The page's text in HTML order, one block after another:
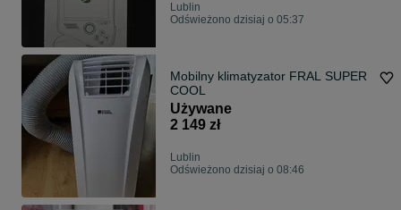
Lublin
Odświeżono dzisiaj o 05:37
Mobilny klimatyzator FRAL SUPER
COOL
Używane
2 149 zł
Lublin
Odświeżono dzisiaj o 08:46